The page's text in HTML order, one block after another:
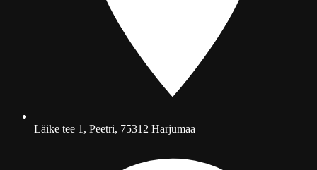
Läike tee 1, Peetri, 75312 Harjumaa